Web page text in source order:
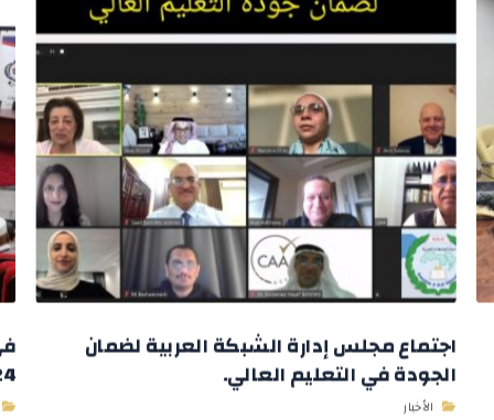
اجتماع مجلس إدارة الشبكة العربية لضمان
الجودة في التعليم العالي.
الأخبار
2024